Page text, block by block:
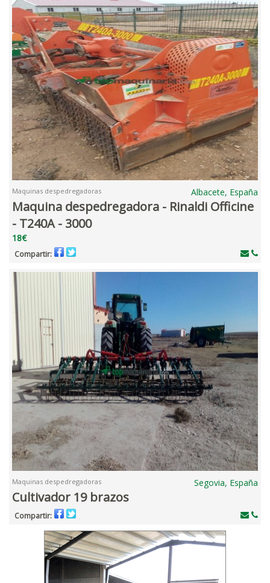
Maquinas despedregadoras Albacete, España
Maquina despedregadora - Rinaldi Officine
- T240A - 3000
18€
Compartir:
Maquinas despedregadoras Segovia, España
Cultivador 19 brazos
Compartir: